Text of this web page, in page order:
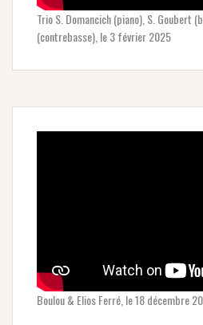
Trio S. Domancich (piano), S. Goubert
(contrebasse), le 3 février 2025
Boulou & Elios Ferré, le 18 décembre